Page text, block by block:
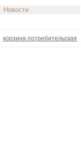
Новости
корзина потребительская